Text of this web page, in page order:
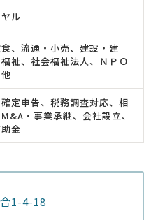
ル
、流通・小売、建設・建
祉、社会福祉法人、ＮＰＯ
定申告、税務調査対応、相
・事業承継、会社設立、
金
1-4-18